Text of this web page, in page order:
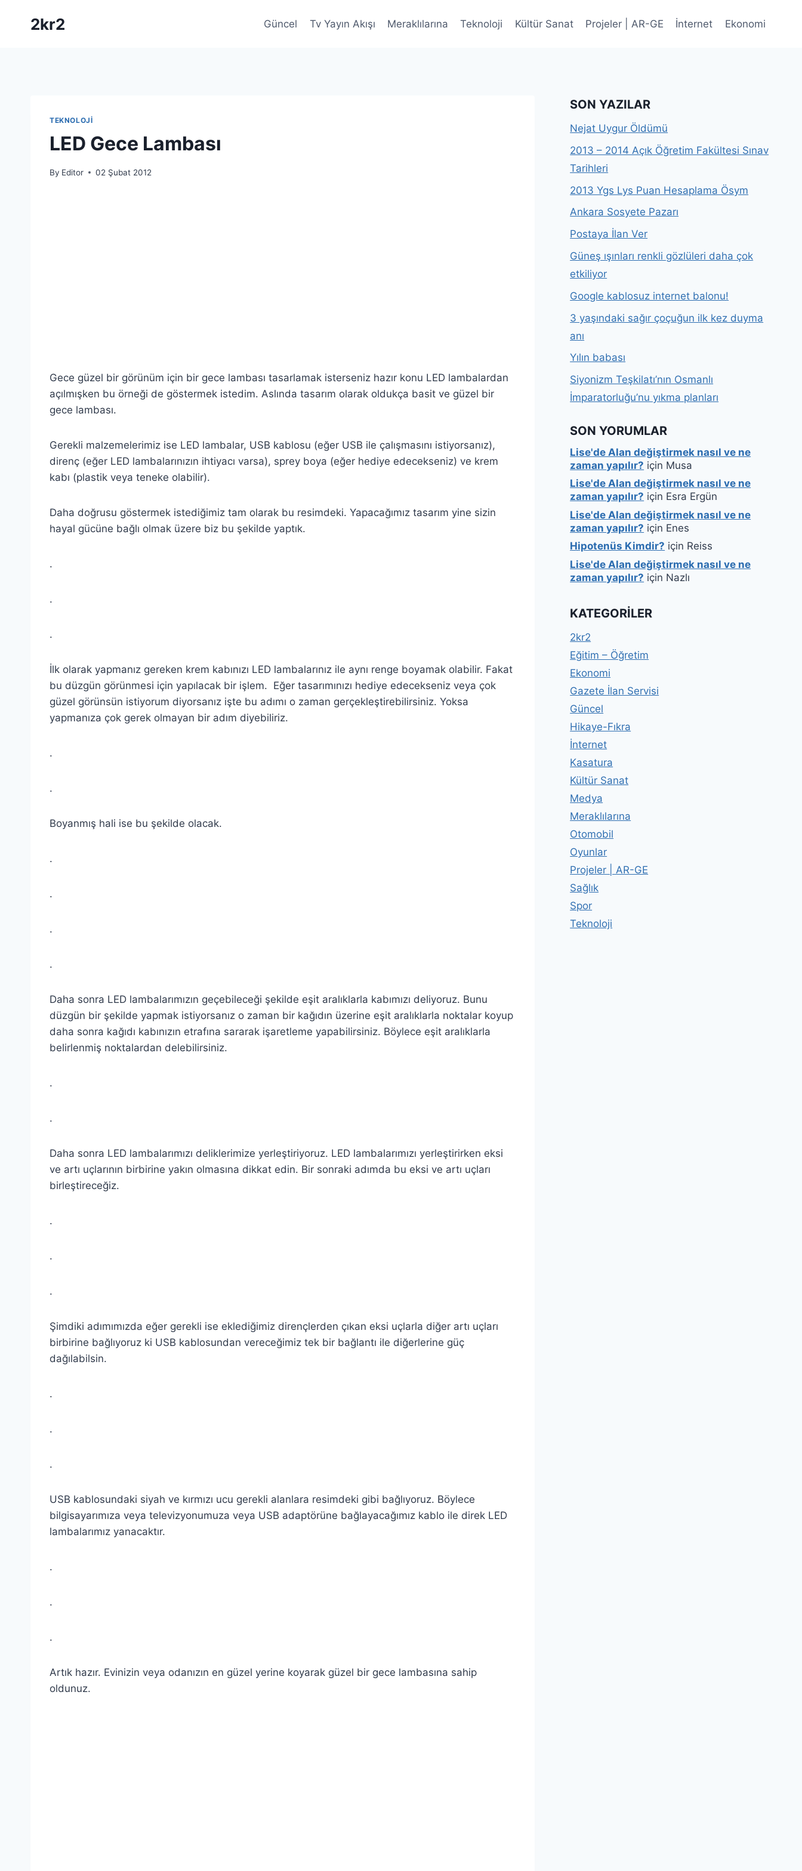
2kr2 Güncel Tv Yayın Akışı Meraklılarına Teknoloji Kültür Sanat Projeler | AR-GE İnternet Ekonomi
TEKNOLOJI
LED Gece Lambası
By Editor 02 Şubat 2012
Gece güzel bir görünüm için bir gece lambası tasarlamak isterseniz hazır konu LED lambalardan
açılmışken bu örneği de göstermek istedim. Aslında tasarım olarak oldukça basit ve güzel bir
gece lambası.
Gerekli malzemelerimiz ise LED lambalar, USB kablosu (eğer USB ile çalışmasını istiyorsanız),
direnç (eğer LED lambalarınızın ihtiyacı varsa), sprey boya (eğer hediye edecekseniz) ve krem
kabı (plastik veya teneke olabilir).
Daha doğrusu göstermek istediğimiz tam olarak bu resimdeki. Yapacağımız tasarım yine sizin
hayal gücüne bağlı olmak üzere biz bu şekilde yaptık.
.
.
.
İlk olarak yapmanız gereken krem kabınızı LED lambalarınız ile aynı renge boyamak olabilir. Fakat
bu düzgün görünmesi için yapılacak bir işlem. Eğer tasarımınızı hediye edecekseniz veya çok
güzel görünsün istiyorum diyorsanız işte bu adımı o zaman gerçekleştirebilirsiniz. Yoksa
yapmanıza çok gerek olmayan bir adım diyebiliriz.
.
.
Boyanmış hali ise bu şekilde olacak.
.
.
.
.
Daha sonra LED lambalarımızın geçebileceği şekilde eşit aralıklarla kabımızı deliyoruz. Bunu
düzgün bir şekilde yapmak istiyorsanız o zaman bir kağıdın üzerine eşit aralıklarla noktalar koyup
daha sonra kağıdı kabınızın etrafına sararak işaretleme yapabilirsiniz. Böylece eşit aralıklarla
belirlenmiş noktalardan delebilirsiniz.
.
.
Daha sonra LED lambalarımızı deliklerimize yerleştiriyoruz. LED lambalarımızı yerleştirirken eksi
ve artı uçlarının birbirine yakın olmasına dikkat edin. Bir sonraki adımda bu eksi ve artı uçları
birleştireceğiz.
.
.
.
Şimdiki adımımızda eğer gerekli ise eklediğimiz dirençlerden çıkan eksi uçlarla diğer artı uçları
birbirine bağlıyoruz ki USB kablosundan vereceğimiz tek bir bağlantı ile diğerlerine güç
dağılabilsin.
.
.
.
USB kablosundaki siyah ve kırmızı ucu gerekli alanlara resimdeki gibi bağlıyoruz. Böylece
bilgisayarımıza veya televizyonumuza veya USB adaptörüne bağlayacağımız kablo ile direk LED
lambalarımız yanacaktır.
.
.
.
Artık hazır. Evinizin veya odanızın en güzel yerine koyarak güzel bir gece lambasına sahip
oldunuz.
SON YAZILAR
Nejat Uygur Öldümü
2013 – 2014 Açık Öğretim Fakültesi Sınav
Tarihleri
2013 Ygs Lys Puan Hesaplama Ösym
Ankara Sosyete Pazarı
Postaya İlan Ver
Güneş ışınları renkli gözlüleri daha çok
etkiliyor
Google kablosuz internet balonu!
3 yaşındaki sağır çoçuğun ilk kez duyma
anı
Yılın babası
Siyonizm Teşkilatı’nın Osmanlı
İmparatorluğu’nu yıkma planları
SON YORUMLAR
Lise'de Alan değiştirmek nasıl ve ne
zaman yapılır? için Musa
Lise'de Alan değiştirmek nasıl ve ne
zaman yapılır? için Esra Ergün
Lise'de Alan değiştirmek nasıl ve ne
zaman yapılır? için Enes
Hipotenüs Kimdir? için Reiss
Lise'de Alan değiştirmek nasıl ve ne
zaman yapılır? için Nazlı
KATEGORILER
2kr2
Eğitim – Öğretim
Ekonomi
Gazete İlan Servisi
Güncel
Hikaye-Fıkra
İnternet
Kasatura
Kültür Sanat
Medya
Meraklılarına
Otomobil
Oyunlar
Projeler | AR-GE
Sağlık
Spor
Teknoloji